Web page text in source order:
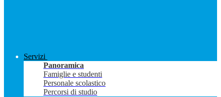
Servizi
Panoramica
Famiglie e studenti
Personale scolastico
Percorsi di studio